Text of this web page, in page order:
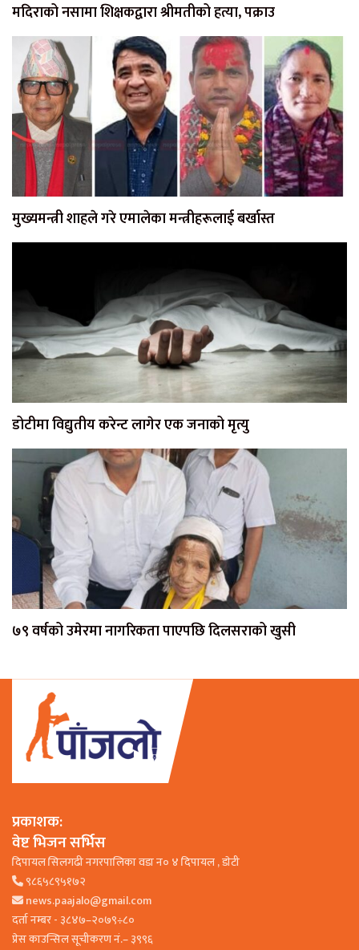
मदिराको नसामा शिक्षकद्वारा श्रीमतीको हत्या, पक्राउ
मुख्यमन्त्री शाहले गरे एमालेका मन्त्रीहरूलाई बर्खास्त
डोटीमा विद्युतीय करेन्ट लागेर एक जनाको मृत्यु
७९ वर्षको उमेरमा नागरिकता पाएपछि दिलसराको खुसी
प्रकाशक:
वेष्ट भिजन सर्भिस
दिपायल सिलगढी नगरपालिका वडा न० ४ दिपायल , डाेटी
९८६५८९५१७२
news.paajalo@gmail.com
दर्ता नम्बर - ३८४७–२०७९÷८०
प्रेस काउन्सिल सूचीकरण नं.– ३९९६